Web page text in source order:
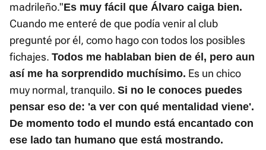
madrileño."Es muy fácil que Álvaro caiga bien.
Cuando me enteré de que podía venir al club
pregunté por él, como hago con todos los posibles
fichajes. Todos me hablaban bien de él, pero aun
así me ha sorprendido muchísimo. Es un chico
muy normal, tranquilo. Si no le conoces puedes
pensar eso de: 'a ver con qué mentalidad viene'.
De momento todo el mundo está encantado con
ese lado tan humano que está mostrando.